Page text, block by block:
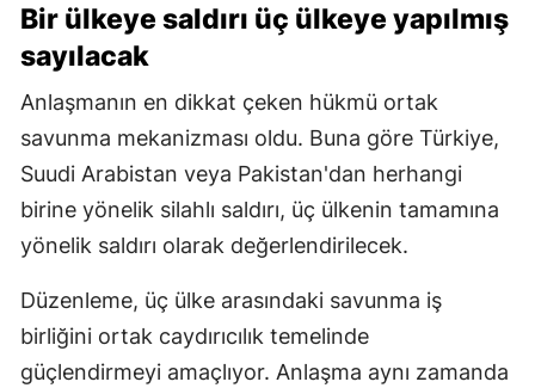
Bir ülkeye saldırı üç ülkeye yapılmış
sayılacak
Anlaşmanın en dikkat çeken hükmü ortak
savunma mekanizması oldu. Buna göre Türkiye,
Suudi Arabistan veya Pakistan'dan herhangi
birine yönelik silahlı saldırı, üç ülkenin tamamına
yönelik saldırı olarak değerlendirilecek.
Düzenleme, üç ülke arasındaki savunma iş
birliğini ortak caydırıcılık temelinde
güçlendirmeyi amaçlıyor. Anlaşma aynı zamanda